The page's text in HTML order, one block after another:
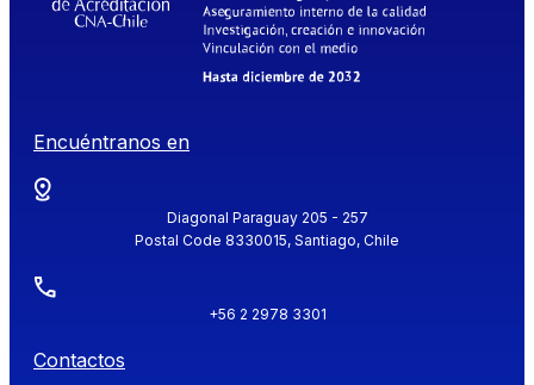
Encuéntranos en
Diagonal Paraguay 205 - 257
Postal Code 8330015, Santiago, Chile
+56 2 2978 3301
Contactos